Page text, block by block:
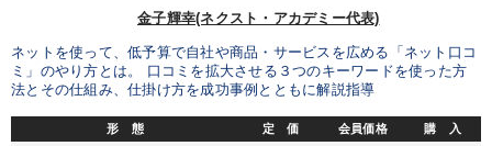
金子輝幸(ネクスト・アカデミー代表)
ネットを使って、低予算で自社や商品・サービスを広める「ネット口コ
ミ」のやり方とは。 口コミを拡大させる３つのキーワードを使った方
法とその仕組み、仕掛け方を成功事例とともに解説指導
形 態 定 価 会員価格 購 入